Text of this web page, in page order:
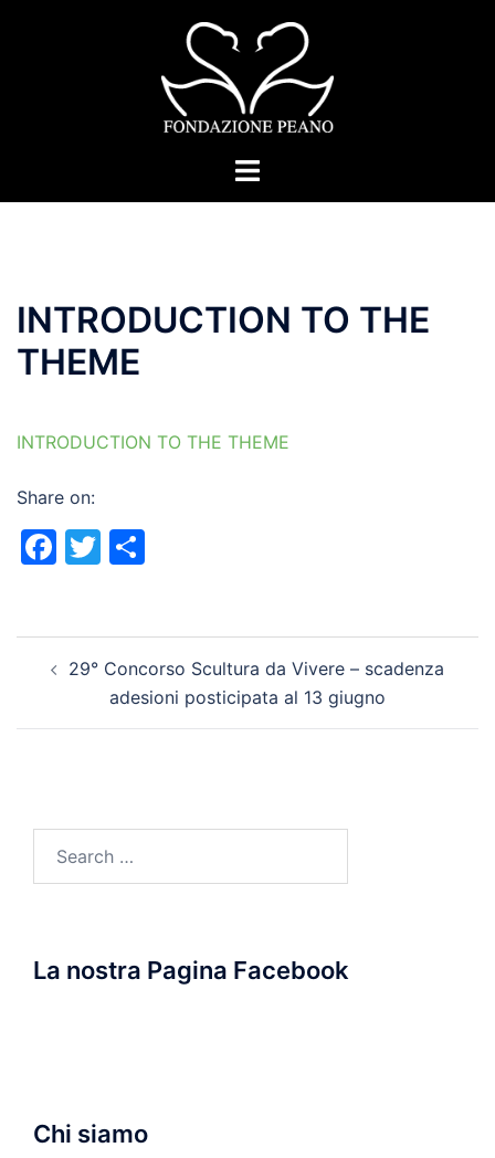
Toggle
INTRODUCTION TO THE
THEME
INTRODUCTION TO THE THEME
Share on:
Facebook
Twitter
navigation
29° Concorso Scultura da Vivere – scadenza
adesioni posticipata al 13 giugno
La nostra Pagina Facebook
Chi siamo